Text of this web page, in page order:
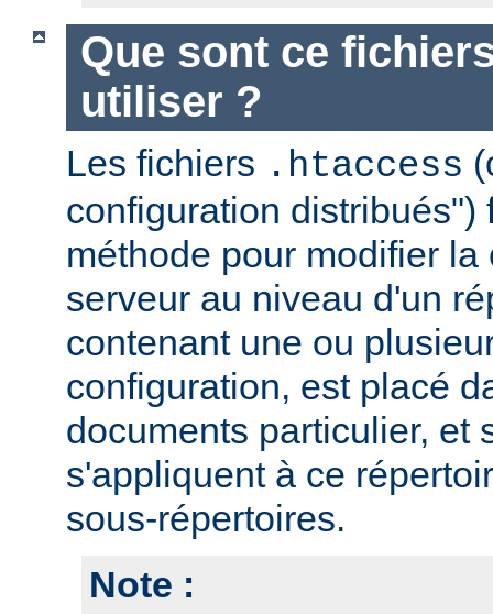
Que sont ce
utiliser ?
Les fichiers .htaccess
configuration distribués")
méthode pour modifier
serveur au niveau d'un
contenant une ou
configuration, est placé
documents particulier, et
s'appliquent à ce
sous-répertoires.
Note :